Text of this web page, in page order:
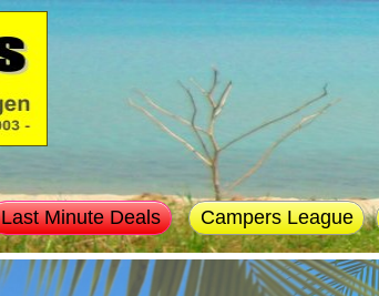
Last Minute Deals Campers League